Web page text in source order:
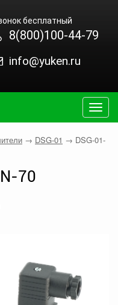
бесплатный
8(800)100-44-79
info@yuken.ru
→ DSG-01 → DSG-01-
70